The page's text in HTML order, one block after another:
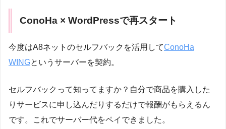
ConoHa × WordPressで再スタート
今度はA8ネットのセルフバックを活用してConoHa
WINGというサーバーを契約。
セルフバックって知ってますか？自分で商品を購入した
りサービスに申し込んだりするだけで報酬がもらえるん
です。これでサーバー代をペイできました。